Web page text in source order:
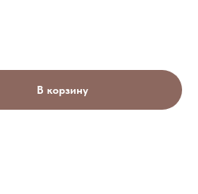
В корзину